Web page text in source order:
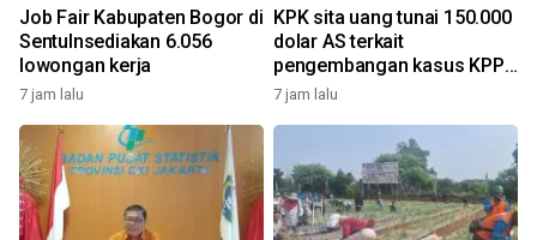
Job Fair Kabupaten Bogor di
Sentulnsediakan 6.056
lowongan kerja
7 jam lalu
KPK sita uang tunai 150.000
dolar AS terkait
pengembangan kasus KPP
Banjarmasin
7 jam lalu